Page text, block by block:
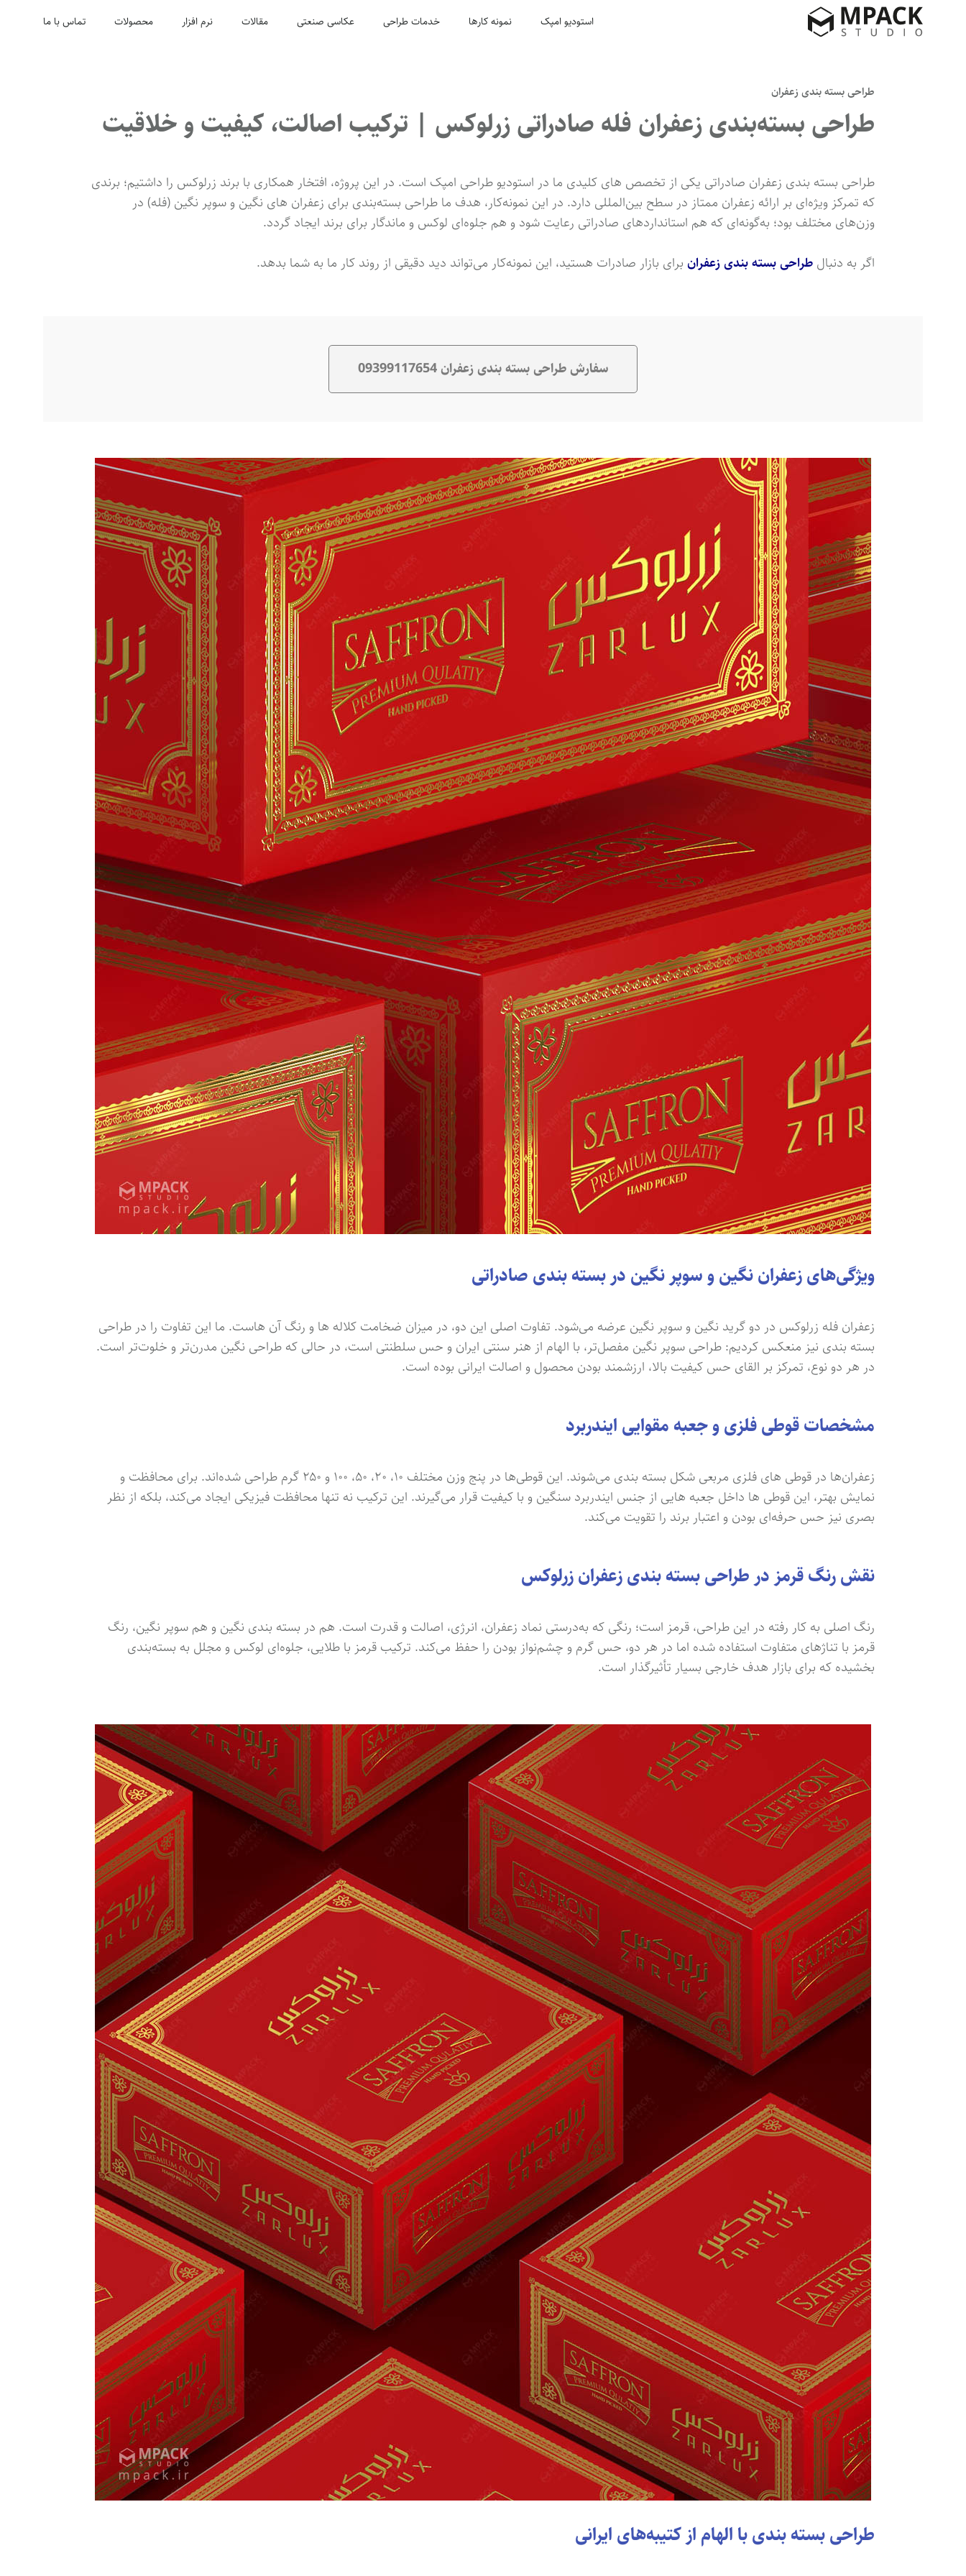
استودیو امپک نمونه کارها خدمات طراحی عکاسی صنعتی مقالات نرم افزار محصولات تماس با ما
طراحی بسته بندی زعفران
طراحی بسته‌بندی زعفران فله صادراتی زرلوکس | ترکیب اصالت، کیفیت و خلاقیت
طراحی بسته بندی زعفران صادراتی یکی از تخصص های کلیدی ما در استودیو طراحی امپک است. در این پروژه، افتخار همکاری با برند زرلوکس را داشتیم؛ برندی
که تمرکز ویژه‌ای بر ارائه زعفران ممتاز در سطح بین‌المللی دارد. در این نمونه‌کار، هدف ما طراحی بسته‌بندی برای زعفران های نگین و سوپر نگین (فله) در
وزن‌های مختلف بود؛ به‌گونه‌ای که هم استانداردهای صادراتی رعایت شود و هم جلوه‌ای لوکس و ماندگار برای برند ایجاد گردد.
اگر به دنبال طراحی بسته بندی زعفران برای بازار صادرات هستید، این نمونه‌کار می‌تواند دید دقیقی از روند کار ما به شما بدهد.
سفارش طراحی بسته بندی زعفران 09399117654
ویژگی‌های زعفران نگین و سوپر نگین در بسته بندی صادراتی
زعفران فله زرلوکس در دو گرید نگین و سوپر نگین عرضه می‌شود. تفاوت اصلی این دو، در میزان ضخامت کلاله ها و رنگ‌ آن هاست. ما این تفاوت را در طراحی
بسته بندی نیز منعکس کردیم: طراحی سوپر نگین مفصل‌تر، با الهام از هنر سنتی ایران و حس سلطنتی است، در حالی که طراحی نگین مدرن‌تر و خلوت‌تر است.
در هر دو نوع، تمرکز بر القای حس کیفیت بالا، ارزشمند بودن محصول و اصالت ایرانی بوده است.
مشخصات قوطی فلزی و جعبه مقوایی ایندربرد
زعفران‌ها در قوطی های فلزی مربعی شکل بسته بندی می‌شوند. این قوطی‌ها در پنج وزن مختلف ۱۰، ۲۰، ۵۰، ۱۰۰ و ۲۵۰ گرم طراحی شده‌اند. برای محافظت و
نمایش بهتر، این قوطی ها داخل جعبه هایی از جنس ایندربرد سنگین و با کیفیت قرار می‌گیرند. این ترکیب نه تنها محافظت فیزیکی ایجاد می‌کند، بلکه از نظر
بصری نیز حس حرفه‌ای بودن و اعتبار برند را تقویت می‌کند.
نقش رنگ قرمز در طراحی بسته بندی زعفران زرلوکس
رنگ اصلی به کار رفته در این طراحی، قرمز است؛ رنگی که به‌درستی نماد زعفران، انرژی، اصالت و قدرت است. هم در بسته بندی نگین و هم سوپر نگین، رنگ
قرمز با تناژهای متفاوت استفاده شده اما در هر دو، حس گرم و چشم‌نواز بودن را حفظ می‌کند. ترکیب قرمز با طلایی، جلوه‌ای لوکس و مجلل به بسته‌بندی
بخشیده که برای بازار هدف خارجی بسیار تأثیرگذار است.
طراحی بسته بندی با الهام از کتیبه‌های ایرانی